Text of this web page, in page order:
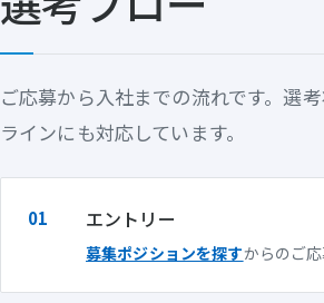
ご応募から入社までの流れです。選
ラインにも対応しています。
エントリー
募集ポジションを探すからのご